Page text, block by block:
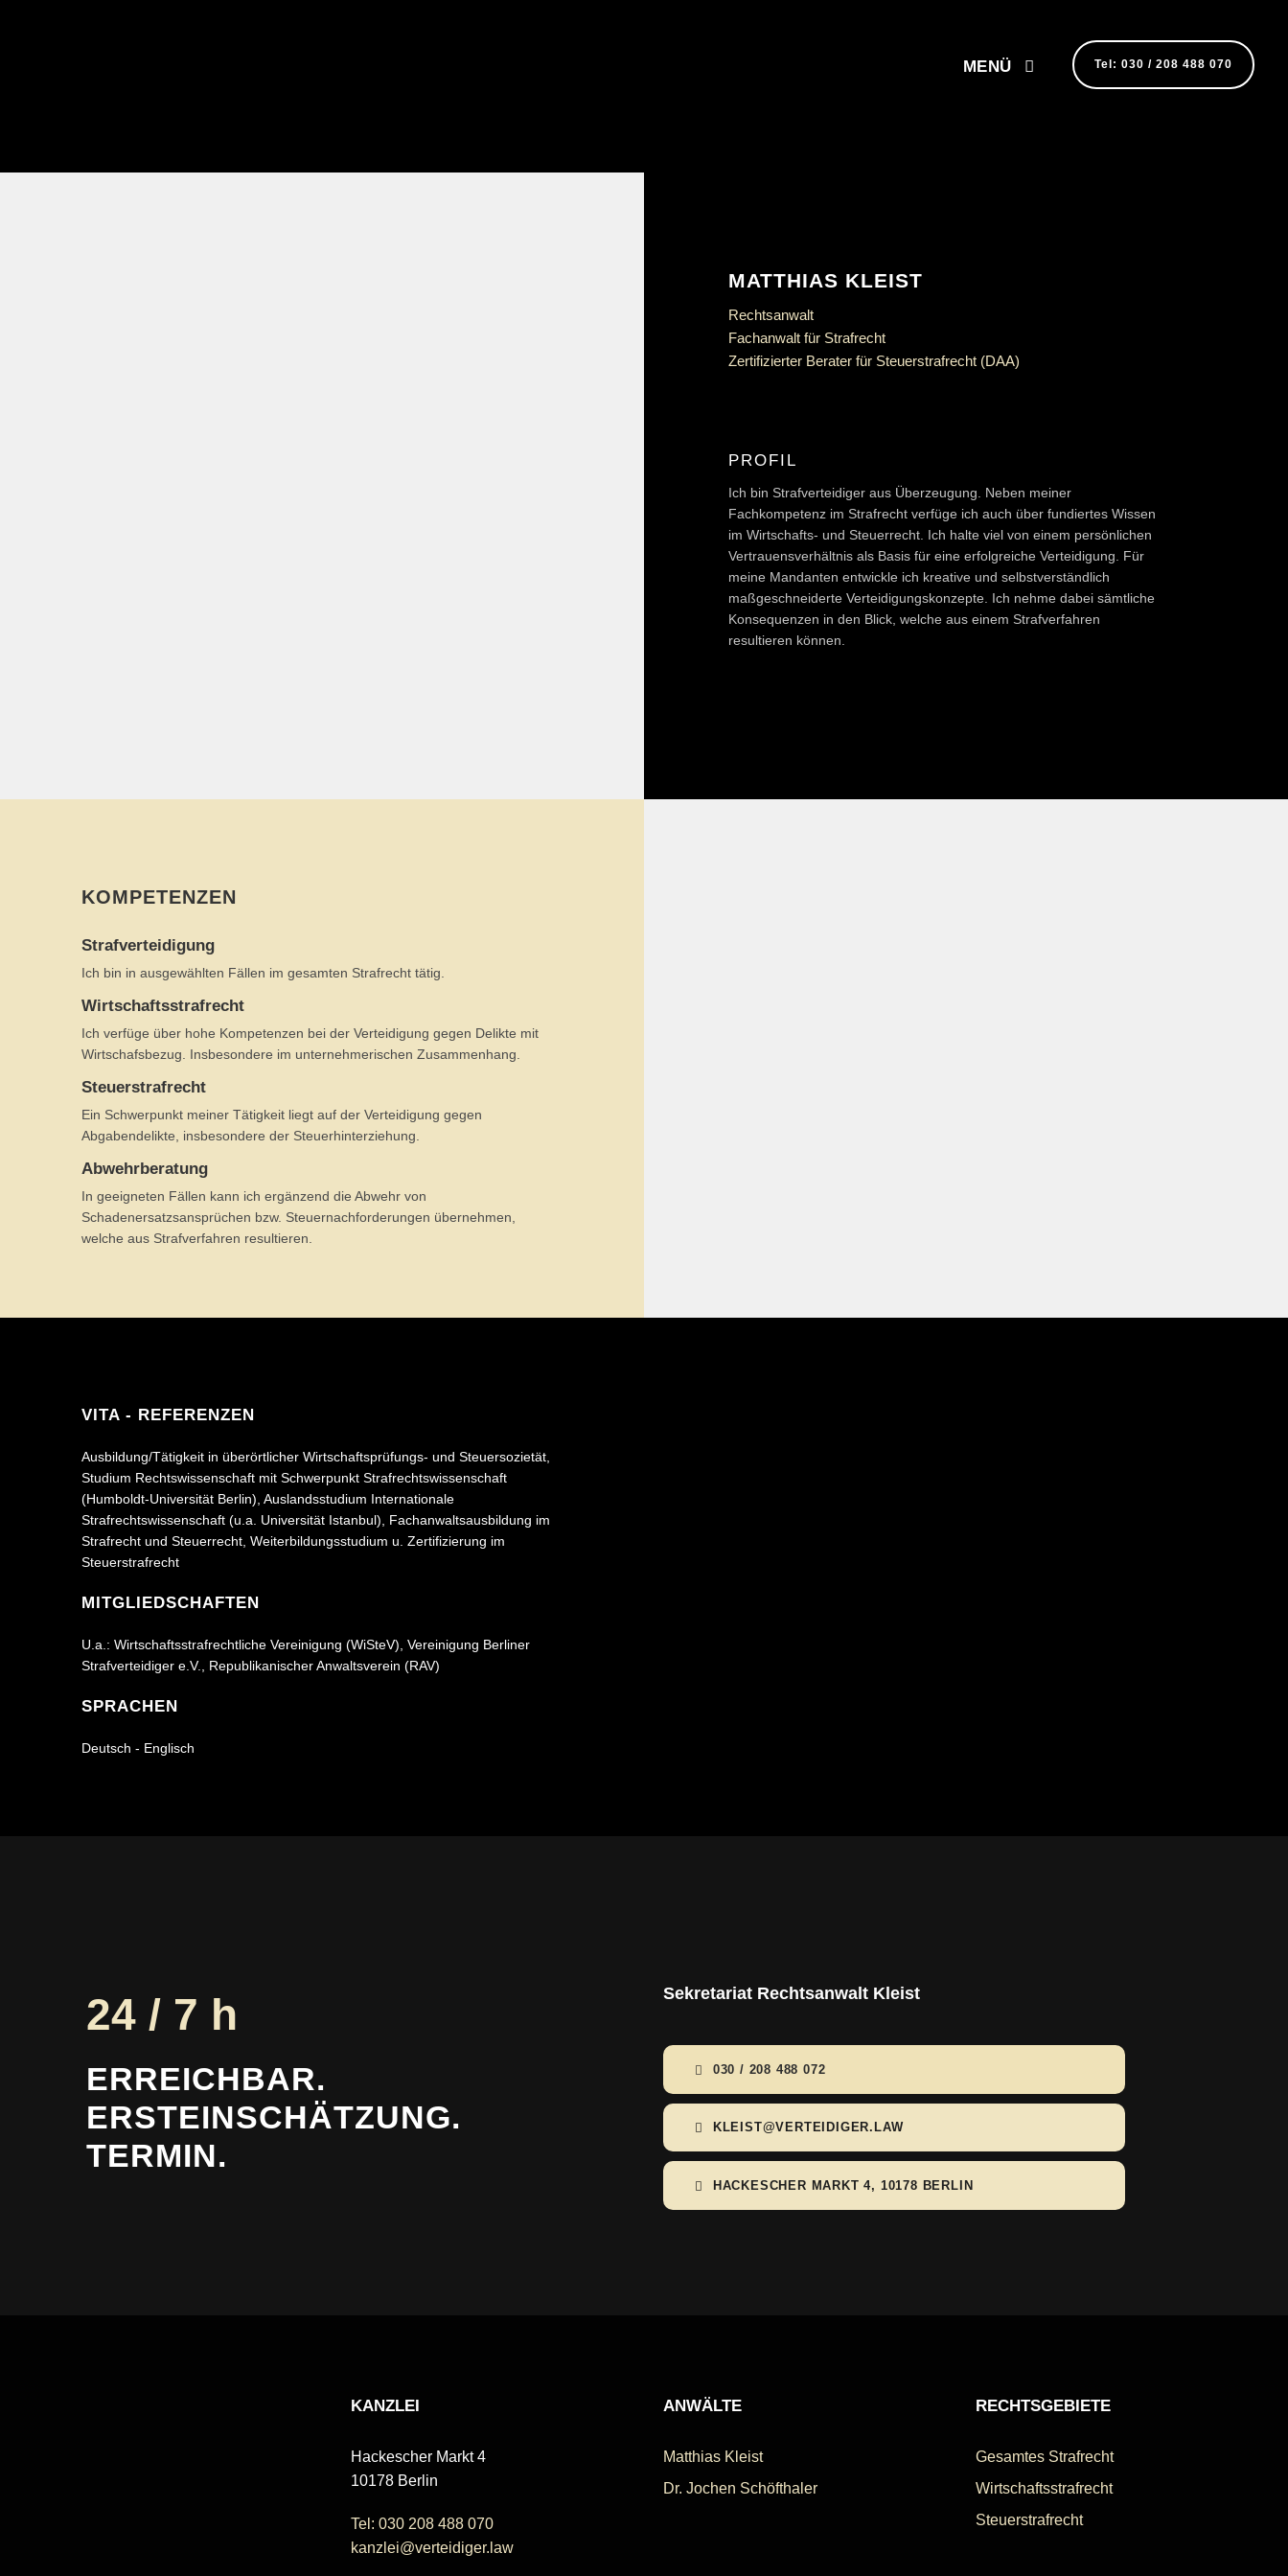
MENÜ Tel: 030 / 208 488 070
MATTHIAS KLEIST
Rechtsanwalt
Fachanwalt für Strafrecht
Zertifizierter Berater für Steuerstrafrecht (DAA)
PROFIL
Ich bin Strafverteidiger aus Überzeugung. Neben meiner
Fachkompetenz im Strafrecht verfüge ich auch über fundiertes Wissen
im Wirtschafts- und Steuerrecht. Ich halte viel von einem persönlichen
Vertrauensverhältnis als Basis für eine erfolgreiche Verteidigung. Für
meine Mandanten entwickle ich kreative und selbstverständlich
maßgeschneiderte Verteidigungskonzepte. Ich nehme dabei sämtliche
Konsequenzen in den Blick, welche aus einem Strafverfahren
resultieren können.
KOMPETENZEN
Strafverteidigung
Ich bin in ausgewählten Fällen im gesamten Strafrecht tätig.
Wirtschaftsstrafrecht
Ich verfüge über hohe Kompetenzen bei der Verteidigung gegen Delikte mit
Wirtschafsbezug. Insbesondere im unternehmerischen Zusammenhang.
Steuerstrafrecht
Ein Schwerpunkt meiner Tätigkeit liegt auf der Verteidigung gegen
Abgabendelikte, insbesondere der Steuerhinterziehung.
Abwehrberatung
In geeigneten Fällen kann ich ergänzend die Abwehr von
Schadenersatzsansprüchen bzw. Steuernachforderungen übernehmen,
welche aus Strafverfahren resultieren.
VITA - REFERENZEN
Ausbildung/Tätigkeit in überörtlicher Wirtschaftsprüfungs- und Steuersozietät,
Studium Rechtswissenschaft mit Schwerpunkt Strafrechtswissenschaft
(Humboldt-Universität Berlin), Auslandsstudium Internationale
Strafrechtswissenschaft (u.a. Universität Istanbul), Fachanwaltsausbildung im
Strafrecht und Steuerrecht, Weiterbildungsstudium u. Zertifizierung im
Steuerstrafrecht
MITGLIEDSCHAFTEN
U.a.: Wirtschaftsstrafrechtliche Vereinigung (WiSteV), Vereinigung Berliner
Strafverteidiger e.V., Republikanischer Anwaltsverein (RAV)
SPRACHEN
Deutsch - Englisch
24 / 7 h
ERREICHBAR.
ERSTEINSCHÄTZUNG.
TERMIN.
Sekretariat Rechtsanwalt Kleist
030 / 208 488 072
KLEIST@VERTEIDIGER.LAW
HACKESCHER MARKT 4, 10178 BERLIN
KANZLEI
Hackescher Markt 4
10178 Berlin
Tel: 030 208 488 070
kanzlei@verteidiger.law
ANWÄLTE
Matthias Kleist
Dr. Jochen Schöfthaler
RECHTSGEBIETE
Gesamtes Strafrecht
Wirtschaftsstrafrecht
Steuerstrafrecht